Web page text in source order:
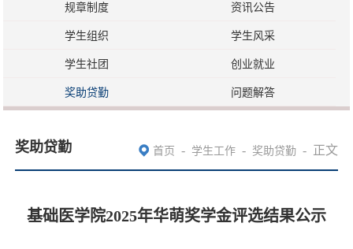
规章制度 资讯公告
学生组织 学生风采
学生社团 创业就业
奖助贷勤 问题解答
奖助贷勤 首页 - 学生工作 - 奖助贷勤 - 正文
基础医学院2025年华萌奖学金评选结果公示